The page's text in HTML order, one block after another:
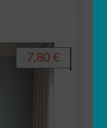
7,80 €